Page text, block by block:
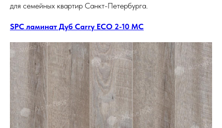
для семейных квартир Санкт-Петербурга.
SPC ламинат Дуб Carry ECO 2-10 MC